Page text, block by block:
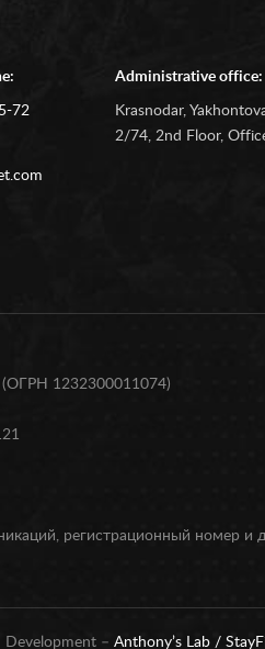
72
Administrative office:
Krasnodar,
2/74, 2nd Floor,
1232300011074)
регистрационный номер и
Development – Anthony’s Lab /